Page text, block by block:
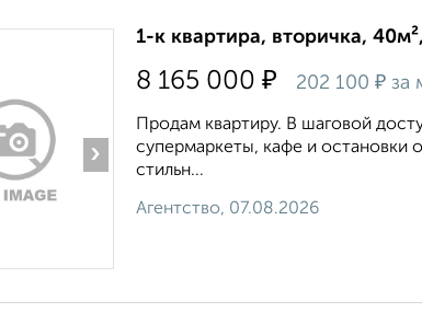
›
1-к квартира, вторичка,
8 165 000 ₽ 202 100 ₽ за
Продам квартиру. В шаговой
супермаркеты, кафе и остановки
стильн...
Агентство, 07.08.2026